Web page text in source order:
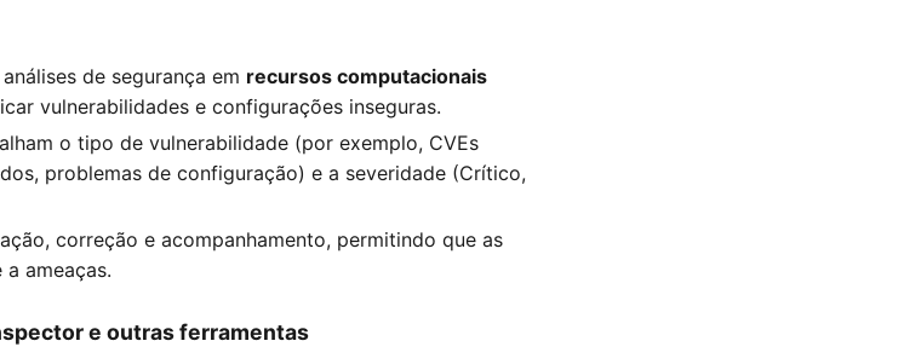
de segurança em recursos computacionais
vulnerabilidades e configurações inseguras.
o tipo de vulnerabilidade (por exemplo, CVEs
problemas de configuração) e a severidade (Crítico,
correção e acompanhamento, permitindo que as
ameaças.
e outras ferramentas